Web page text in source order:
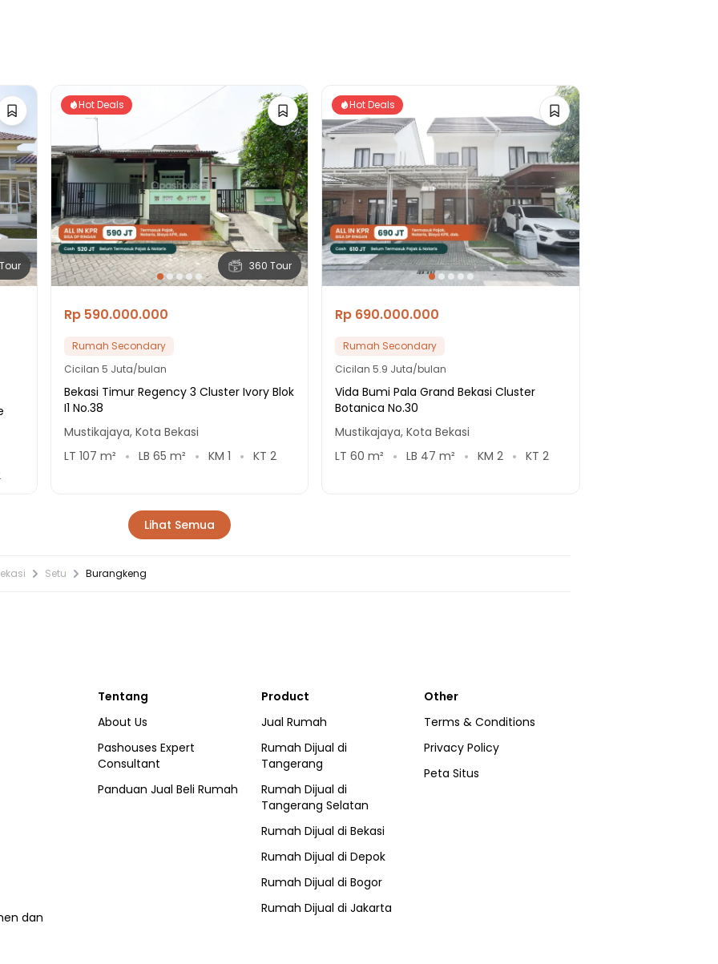
360 Tour
Hot Deals
Rp 590.000.000
Rumah Secondary
Cicilan 5 Juta/bulan
Bekasi Timur Regency 3 Cluster Ivory Blok
I1 No.38
Mustikajaya, Kota Bekasi
LT 107 m² LB 65 m² KM 1 KT 2
Hot Deals
Rp 690.000.000
Rumah Secondary
Cicilan5.9 Juta/bulan
Vida Bumi Pala Grand Bekasi Cluster
Botanica No.30
Mustikajaya, Kota Bekasi
LT60 m² LB 47 m² KM2 KT2
Lihat Semua
Setu Burangkeng
dan
Tentang
About Us
Pashouses Expert
Consultant
Panduan Jual Beli Rumah
Product
Jual Rumah
Rumah Dijual di
Tangerang
Rumah Dijual di
Tangerang Selatan
Rumah Dijual di Bekasi
Rumah Dijual di Depok
Rumah Dijual di Bogor
Rumah Dijual di Jakarta
Other
Terms & Conditions
Privacy Policy
Peta Situs